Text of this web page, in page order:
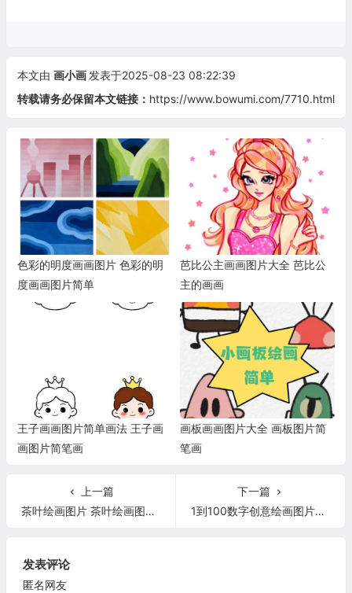
本文由 画小画 发表于2025-08-23 08:22:39
转载请务必保留本文链接： https://www.bowumi.com/7710.html
色彩的明度画画图片 色彩的明
度画画图片简单
芭比公主画画图片大全 芭比公
主的画画
王子画画图片简单画法 王子画
画图片简笔画
画板画画图片大全 画板图片简
笔画
上一篇
茶叶绘画图片 茶叶绘画图片空心
下一篇
1到100数字创意绘画图片大全 1—100的数字图片
发表评论
匿名网友